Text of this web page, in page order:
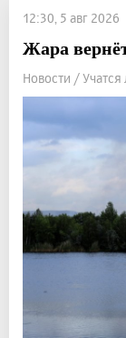
12:30, 5 авг 2026
Жара
Новости /